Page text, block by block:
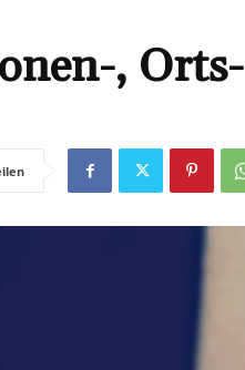
, Orts-